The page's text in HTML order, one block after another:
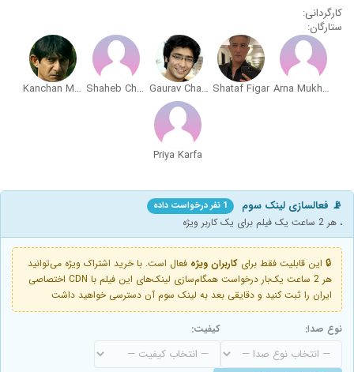
کارگردانی:
ستارگان:
Arna Mukhopadhyay
Shataf Figar
Gaurav Chakrabarty
Shaheb Chattopadhyay
Kanchan Mullick
Priya Karfa
📡 فعالسازی لینک سوم 1 نفر درخواست داده
، هر 2 ساعت یک فیلم برای یک کاربر ویژه
🔒 این قابلیت فقط برای کاربران ویژه فعال است. با خرید اشتراک ویژه می‌توانید
هر 2 ساعت یک‌بار درخواست همگام‌سازی لینک‌های این فیلم با CDN اختصاصی
ایران را ثبت کنید و دقایقی بعد به لینک سوم آن دسترسی خواهید داشت
نوع صدا: کیفیت: